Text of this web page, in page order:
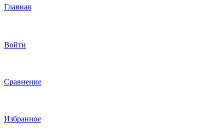
Главная
Войти
Сравнение
Избранное